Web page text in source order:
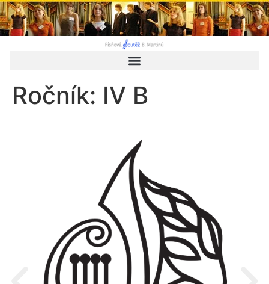
Ročník: IV B